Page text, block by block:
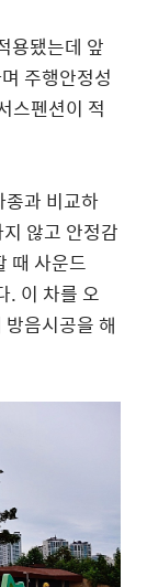
용됐는데 앞
주행안정성
스펜션이 적
종과 비교하
않고 안정감
때 사운드
. 이 차를 오
음시공을 해